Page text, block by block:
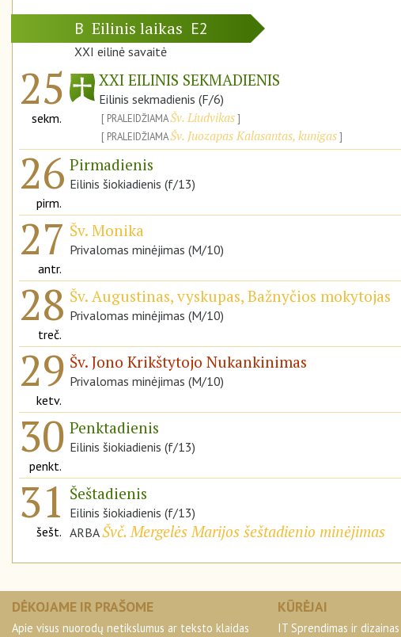
B Eilinis laikas E2
XXI eilinė savaitė
25
sekm.
XXI EILINIS SEKMADIENIS
Eilinis sekmadienis (F/6)
PRALEIDŽIAMAŠv. Liudvikas
PRALEIDŽIAMAŠv. Juozapas Kalasantas, kunigas
26
pirm.
Pirmadienis
Eilinis šiokiadienis (f/13)
27
antr.
Šv. Monika
Privalomas minėjimas (M/10)
28
treč.
Šv. Augustinas, vyskupas, Bažnyčios mokytojas
Privalomas minėjimas (M/10)
29
ketv.
Šv. Jono Krikštytojo Nukankinimas
Privalomas minėjimas (M/10)
30
penkt.
Penktadienis
Eilinis šiokiadienis (f/13)
31
šešt.
Šeštadienis
Eilinis šiokiadienis (f/13)
ARBAŠvč. Mergelės Marijos šeštadienio minėjimas
DĖKOJAME IR PRAŠOME
Apie visus nuorodų netikslumus ar teksto klaidas
KŪRĖJAI
IT Sprendimas ir dizainas